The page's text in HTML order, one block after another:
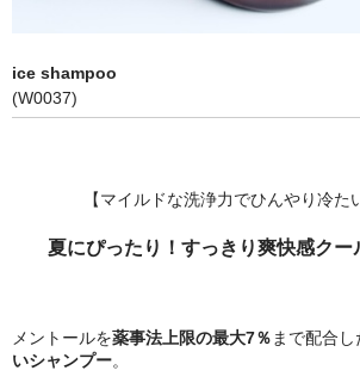
ice shampoo
(W0037)
【マイルドな洗浄力でひんやり冷た
夏にぴったり！すっきり爽快感クー
メントールを薬事法上限の最大7％ まで配合
いシャンプー。